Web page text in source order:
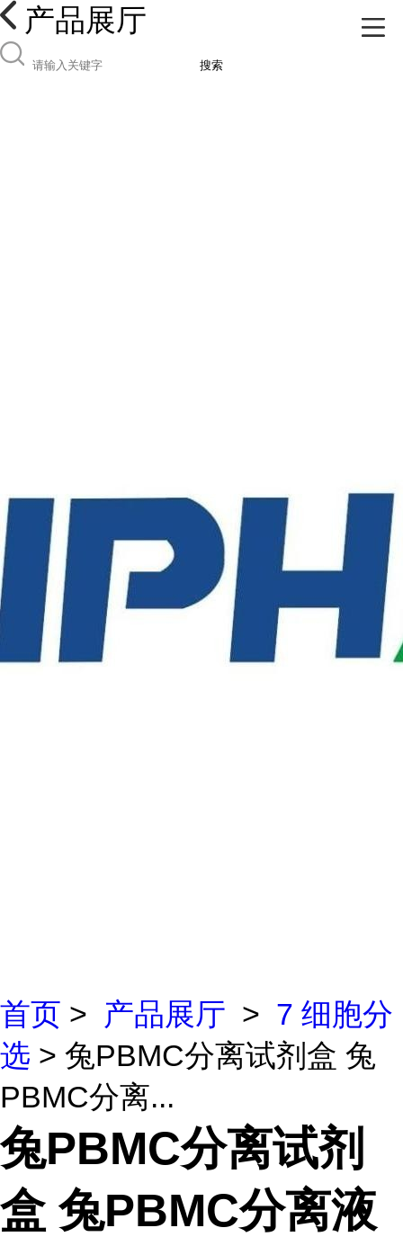
产品展厅
搜索
首页 > 产品展厅 > 7 细胞分
选 > 兔PBMC分离试剂盒 兔
PBMC分离...
兔PBMC分离试剂
盒 兔PBMC分离液